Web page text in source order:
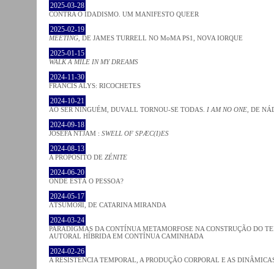
2025-03-28
CONTRA O IDADISMO. UM MANIFESTO QUEER
2025-02-19
MEETING , DE JAMES TURRELL NO MoMA PS1, NOVA IORQUE
2025-01-15
WALK A MILE IN MY DREAMS
2024-11-30
FRANCIS ALYS: RICOCHETES
2024-10-21
AO SER NINGUÉM, DUVALL TORNOU-SE TODAS. I AM NO ONE , DE
2024-09-18
JOSÈFA NTJAM : SWELL OF SPÆC(I)ES
2024-08-13
A PROPÓSITO DE ZÉNITE
2024-06-20
ONDE ESTÁ O PESSOA?
2024-05-17
ΛƬSUMOЯI, DE CATARINA MIRANDA
2024-03-24
PARADIGMAS DA CONTÍNUA METAMORFOSE NA CONSTRUÇÃO DO
AUTORAL HÍBRIDA EM CONTÍNUA CAMINHADA
2024-02-26
A RESISTÊNCIA TEMPORAL, A PRODUÇÃO CORPORAL E AS